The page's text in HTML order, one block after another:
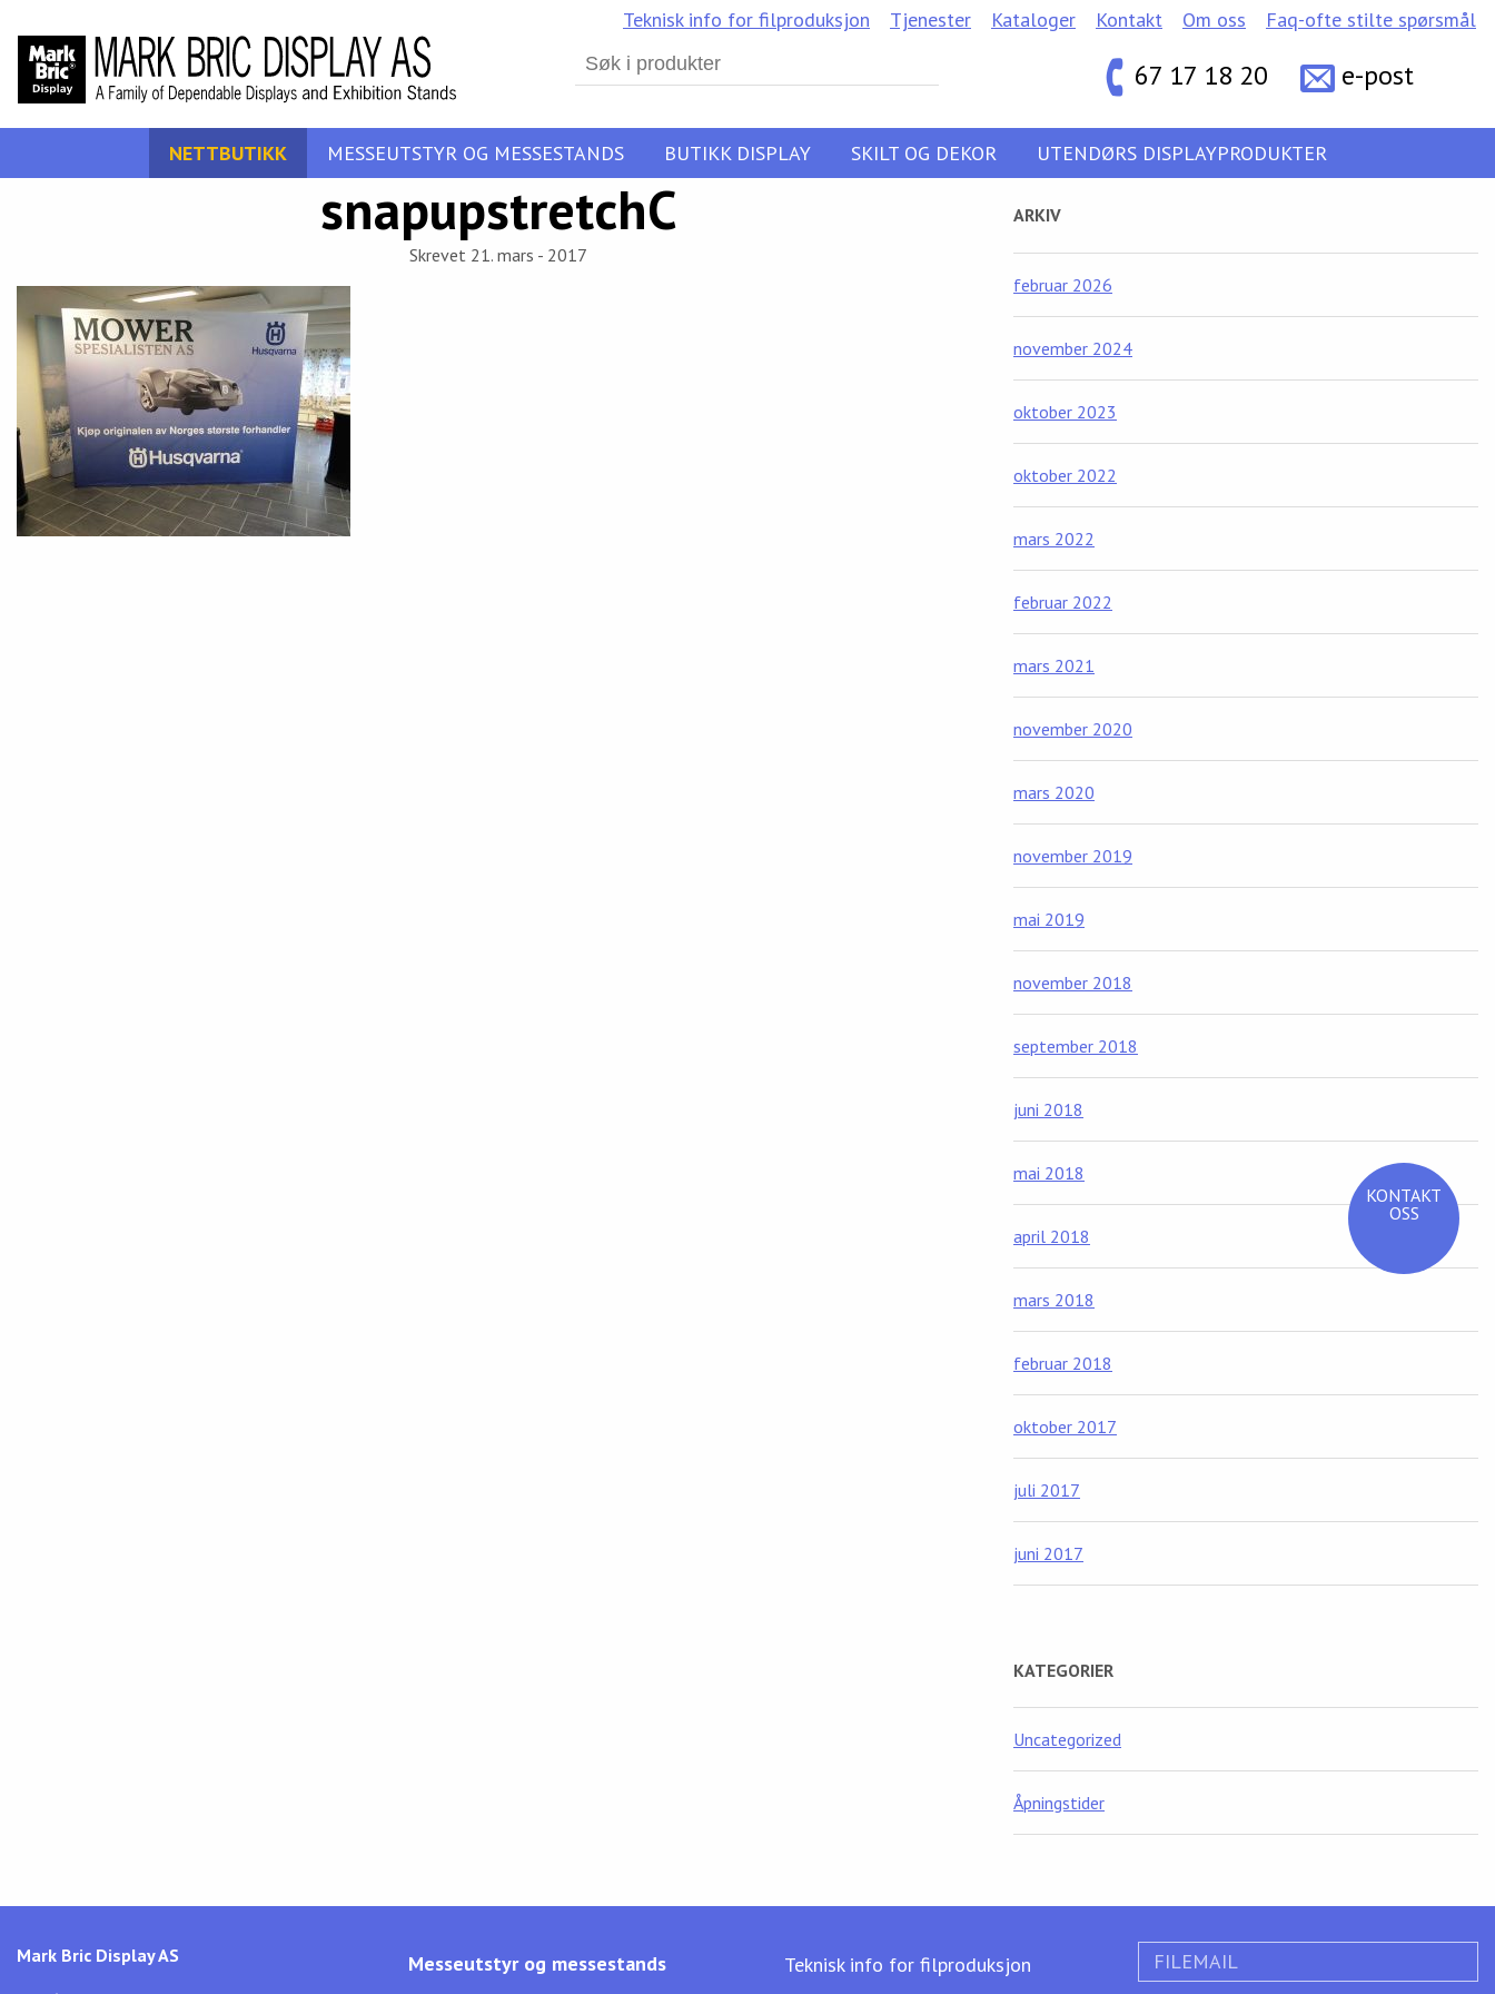
KONTAKT
OSS
Search
for:
67 17 18 20 e-post
Teknisk info for filproduksjon Tjenester Kataloger Kontakt Om oss Faq-ofte stilte spørsmål
NETTBUTIKK MESSEUTSTYR OG MESSESTANDS BUTIKK DISPLAY SKILT OG DEKOR UTENDØRS DISPLAYPRODUKTER
snapupstretchC
Skrevet 21. mars - 2017
ARKIV
februar 2026
november 2024
oktober 2023
oktober 2022
mars 2022
februar 2022
mars 2021
november 2020
mars 2020
november 2019
mai 2019
november 2018
september 2018
juni 2018
mai 2018
april 2018
mars 2018
februar 2018
oktober 2017
juli 2017
juni 2017
KATEGORIER
Uncategorized
Åpningstider
Messeutstyr og messestands Teknisk info for filproduksjon FILEMAIL
Mark Bric Display AS